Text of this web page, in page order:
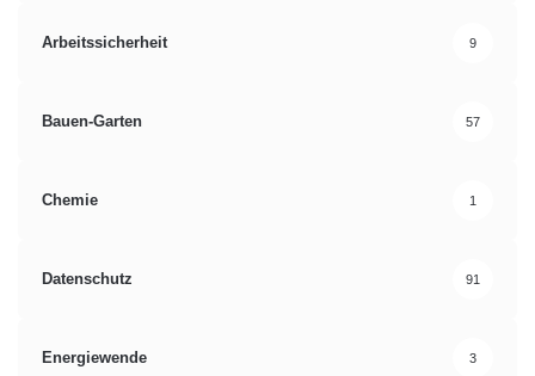
Arbeitssicherheit 9
Bauen-Garten 57
Chemie 1
Datenschutz 91
Energiewende 3